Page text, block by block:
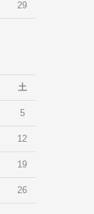
29
土
5
12
19
26